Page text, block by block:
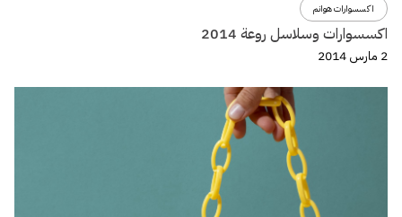
اكسسوارات هوانم
اكسسوارات وسلاسل روعة 2014
2 مارس 2014